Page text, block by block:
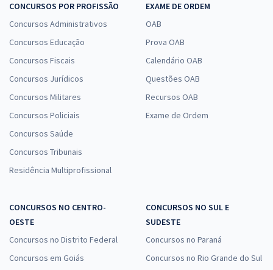
CONCURSOS POR PROFISSÃO
Concursos Administrativos
Concursos Educação
Concursos Fiscais
Concursos Jurídicos
Concursos Militares
Concursos Policiais
Concursos Saúde
Concursos Tribunais
Residência Multiprofissional
EXAME DE ORDEM
OAB
Prova OAB
Calendário OAB
Questões OAB
Recursos OAB
Exame de Ordem
CONCURSOS NO CENTRO-
OESTE
Concursos no Distrito Federal
Concursos em Goiás
CONCURSOS NO SUL E
SUDESTE
Concursos no Paraná
Concursos no Rio Grande do Sul